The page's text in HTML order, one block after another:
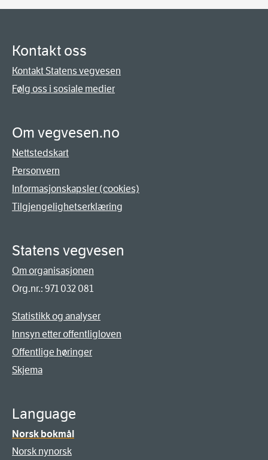
Kontakt oss
Kontakt Statens vegvesen
Følg oss i sosiale medier
Om vegvesen.no
Nettstedskart
Personvern
Informasjonskapsler (cookies)
Tilgjengelighetserklæring
Statens vegvesen
Om organisasjonen
Org.nr.: 971 032 081
Statistikk og analyser
Innsyn etter offentligloven
Offentlige høringer
Skjema
Language
Norsk bokmål
Norsk nynorsk